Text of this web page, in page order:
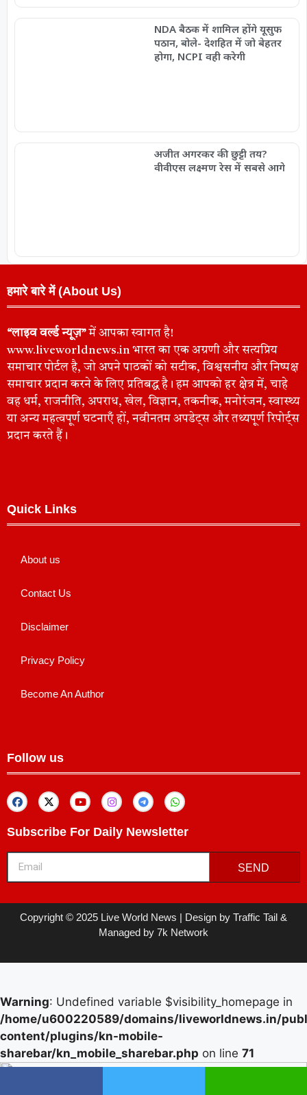
NDA बैठक में शामिल होंगे यूसुफ
पठान, बोले- देशहित में जो बेहतर
होगा, NCPI वही करेगी
अजीत अगरकर की छुट्टी तय?
वीवीएस लक्ष्मण रेस में सबसे आगे
हमारे बारे में (About Us)
“लाइव वर्ल्ड न्यूज़”में आपका स्वागत है!
www.liveworldnews.in भारत का एक अग्रणी और सत्यप्रिय
समाचार पोर्टल है, जो अपने पाठकों को सटीक, विश्वसनीय और निष्पक्ष
समाचार प्रदान करने के लिए प्रतिबद्ध है। हम आपको हर क्षेत्र में, चाहे
वह धर्म, राजनीति, अपराध, खेल, विज्ञान, तकनीक, मनोरंजन, स्वास्थ्य
या अन्य महत्वपूर्ण घटनाएँ हों, नवीनतम अपडेट्स और तथ्यपूर्ण रिपोर्ट्स
प्रदान करते हैं।
Quick Links
About us
Contact Us
Disclaimer
Privacy Policy
Become An Author
Follow us
Subscribe For Daily Newsletter
SEND
Copyright © 2025 Live World News | Design by Traffic Tail &
Managed by 7k Network
Warning: Undefined variable $visibility_homepage in
/home/u600220589/domains/liveworldnews.in/
content/plugins/kn-mobile-
sharebar/kn_mobile_sharebar.php on line 71